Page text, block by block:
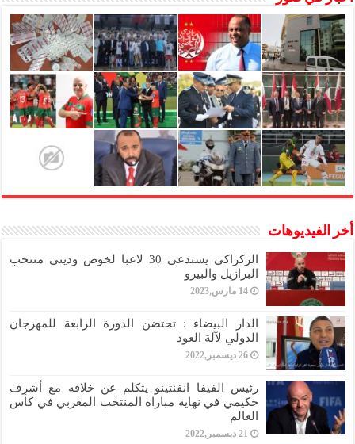
أخر الفيديوهات
الركراكي يستدعي 30 لاعبا لخوض وديتي منتخب
البرازيل والبيرو
14 مارس,2023
الدار البيضاء : تحتضن الدورة الرابعة للمهرجان
الدولي لآلة العود
26 ديسمبر,2022
رئيس الفيفا انفنتينو يتكلم عن خلافه مع أشرف
حكيمي في نهاية مباراة المنتخب المغربي في كأس
العالم
21 ديسمبر,2022